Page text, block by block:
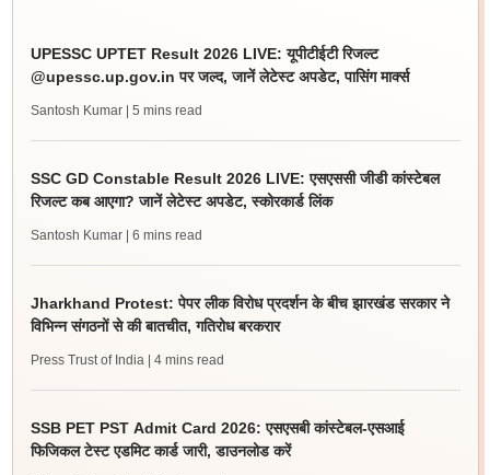
UPESSC UPTET Result 2026 LIVE: यूपीटीईटी रिजल्ट
@upessc.up.gov.in पर जल्द, जानें लेटेस्ट अपडेट, पासिंग मार्क्स
Santosh Kumar | 5 mins read
SSC GD Constable Result 2026 LIVE: एसएससी जीडी कांस्टेबल
रिजल्ट कब आएगा? जानें लेटेस्ट अपडेट, स्कोरकार्ड लिंक
Santosh Kumar | 6 mins read
Jharkhand Protest: पेपर लीक विरोध प्रदर्शन के बीच झारखंड सरकार ने
विभिन्न संगठनों से की बातचीत, गतिरोध बरकरार
Press Trust of India | 4 mins read
SSB PET PST Admit Card 2026: एसएसबी कांस्टेबल-एसआई
फिजिकल टेस्ट एडमिट कार्ड जारी, डाउनलोड करें